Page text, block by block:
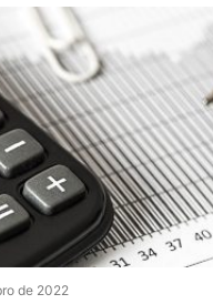
de 2022